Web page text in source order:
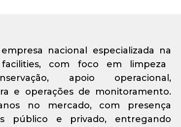
nacional especializada na
com foco em limpeza
apoio operacional,
e operações de monitoramento.
no mercado, com presença
público e privado, entregando